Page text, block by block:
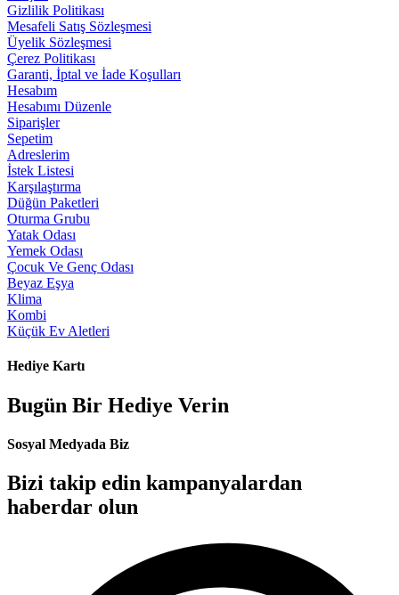
Gizlilik Politikası
Mesafeli Satış Sözleşmesi
Üyelik Sözleşmesi
Çerez Politikası
Garanti, İptal ve İade Koşulları
Hesabım
Hesabımı Düzenle
Siparişler
Sepetim
Adreslerim
İstek Listesi
Karşılaştırma
Düğün Paketleri
Oturma Grubu
Yatak Odası
Yemek Odası
Çocuk Ve Genç Odası
Beyaz Eşya
Klima
Kombi
Küçük Ev Aletleri
Hediye Kartı
Bugün Bir Hediye Verin
Sosyal Medyada Biz
Bizi takip edin kampanyalardan
haberdar olun